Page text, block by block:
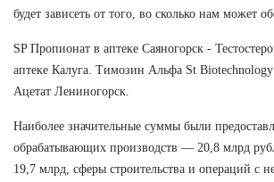
будет зависеть от того, во сколько нам может
SP Пропионат в аптеке Саяногорск -
аптеке Калуга. Tимозин Альфа St
Ацетат Лениногорск.
Наиболее значительные суммы были
обрабатывающих производств — 20,8 млрд
19,7 млрд, сферы строительства и операций с